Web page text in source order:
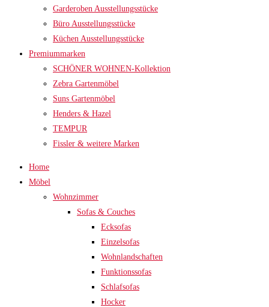
Garderoben Ausstellungsstücke
Büro Ausstellungsstücke
Küchen Ausstellungsstücke
Premiummarken
SCHÖNER WOHNEN-Kollektion
Zebra Gartenmöbel
Suns Gartenmöbel
Henders & Hazel
TEMPUR
Fissler & weitere Marken
Home
Möbel
Wohnzimmer
Sofas & Couches
Ecksofas
Einzelsofas
Wohnlandschaften
Funktionssofas
Schlafsofas
Hocker